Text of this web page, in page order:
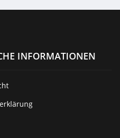
INFORMATIONEN